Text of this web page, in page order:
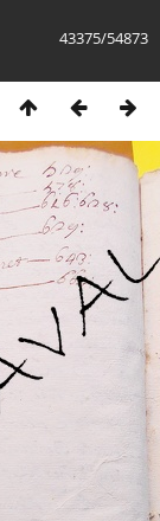
43375/54873